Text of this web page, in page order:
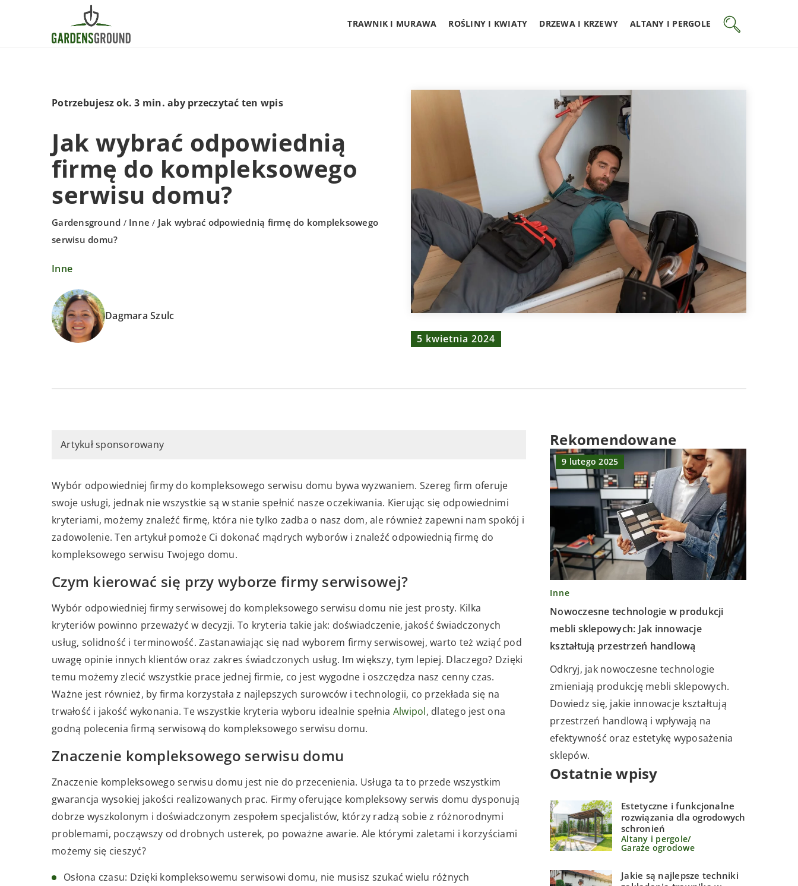
TRAWNIK I MURAWA ROŚLINY I KWIATY DRZEWA I KRZEWY ALTANY I PERGOLE
Potrzebujesz ok. 3 min. aby przeczytać ten wpis
Jak wybrać odpowiednią
firmę do kompleksowego
serwisu domu?
Gardensground / Inne / Jak wybrać odpowiednią firmę do kompleksowego
serwisu domu?
Inne
Dagmara Szulc
5 kwietnia 2024
Artykuł sponsorowany
Wybór odpowiedniej firmy do kompleksowego serwisu domu bywa wyzwaniem. Szereg firm oferuje
swoje usługi, jednak nie wszystkie są w stanie spełnić nasze oczekiwania. Kierując się odpowiednimi
kryteriami, możemy znaleźć firmę, która nie tylko zadba o nasz dom, ale również zapewni nam spokój i
zadowolenie. Ten artykuł pomoże Ci dokonać mądrych wyborów i znaleźć odpowiednią firmę do
kompleksowego serwisu Twojego domu.
Czym kierować się przy wyborze firmy serwisowej?
Wybór odpowiedniej firmy serwisowej do kompleksowego serwisu domu nie jest prosty. Kilka
kryteriów powinno przeważyć w decyzji. To kryteria takie jak: doświadczenie, jakość świadczonych
usług, solidność i terminowość. Zastanawiając się nad wyborem firmy serwisowej, warto też wziąć pod
uwagę opinie innych klientów oraz zakres świadczonych usług. Im większy, tym lepiej. Dlaczego? Dzięki
temu możemy zlecić wszystkie prace jednej firmie, co jest wygodne i oszczędza nasz cenny czas.
Ważne jest również, by firma korzystała z najlepszych surowców i technologii, co przekłada się na
trwałość i jakość wykonania. Te wszystkie kryteria wyboru idealnie spełnia Alwipol, dlatego jest ona
godną polecenia firmą serwisową do kompleksowego serwisu domu.
Znaczenie kompleksowego serwisu domu
Znaczenie kompleksowego serwisu domu jest nie do przecenienia. Usługa ta to przede wszystkim
gwarancja wysokiej jakości realizowanych prac. Firmy oferujące kompleksowy serwis domu dysponują
dobrze wyszkolonym i doświadczonym zespołem specjalistów, którzy radzą sobie z różnorodnymi
problemami, począwszy od drobnych usterek, po poważne awarie. Ale którymi zaletami i korzyściami
możemy się cieszyć?
Osłona czasu: Dzięki kompleksowemu serwisowi domu, nie musisz szukać wielu różnych
Rekomendowane
9 lutego 2025
Inne
Nowoczesne technologie w produkcji
mebli sklepowych: Jak innowacje
kształtują przestrzeń handlową
Odkryj, jak nowoczesne technologie
zmieniają produkcję mebli sklepowych.
Dowiedz się, jakie innowacje kształtują
przestrzeń handlową i wpływają na
efektywność oraz estetykę wyposażenia
sklepów.
Ostatnie wpisy
Estetyczne i funkcjonalne
rozwiązania dla ogrodowych
schronień
Altany i pergole/
Garaże ogrodowe
Jakie są najlepsze techniki